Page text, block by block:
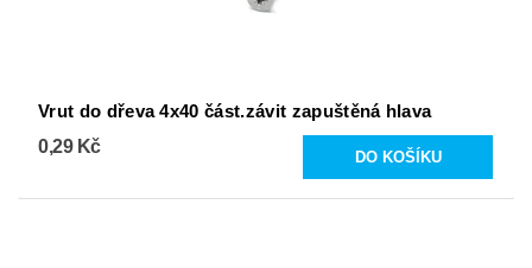
Vrut do dřeva 4x40 část.závit zapuštěná hlava
0,29 Kč